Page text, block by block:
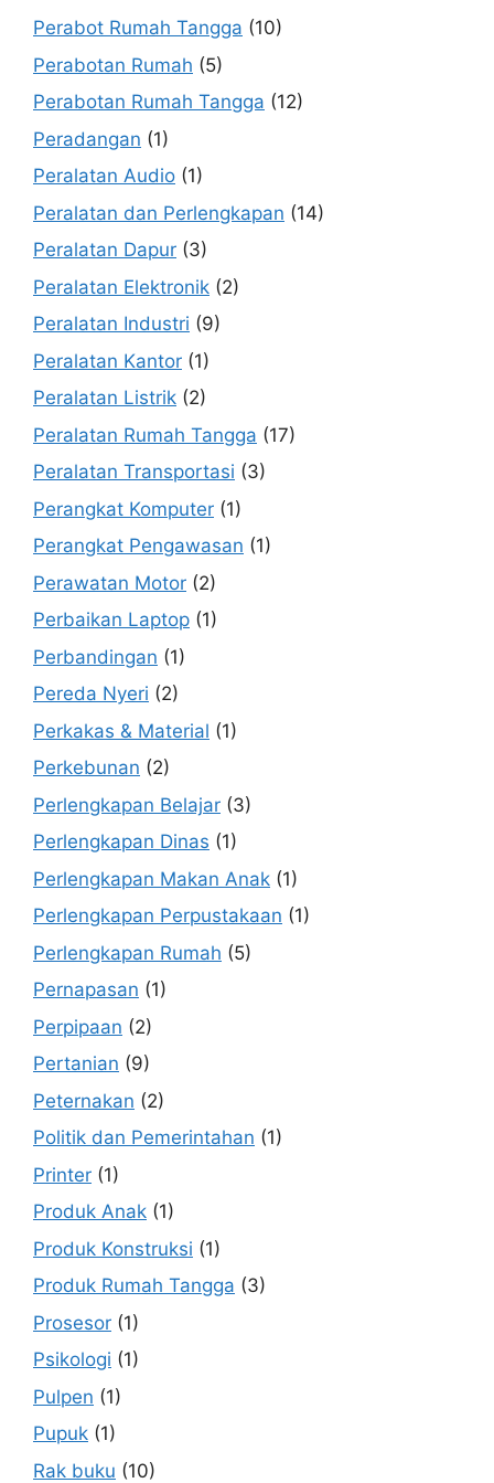
Perabot Rumah Tangga (10)
Perabotan Rumah (5)
Perabotan Rumah Tangga (12)
Peradangan (1)
Peralatan Audio (1)
Peralatan dan Perlengkapan (14)
Peralatan Dapur (3)
Peralatan Elektronik (2)
Peralatan Industri (9)
Peralatan Kantor (1)
Peralatan Listrik (2)
Peralatan Rumah Tangga (17)
Peralatan Transportasi (3)
Perangkat Komputer (1)
Perangkat Pengawasan (1)
Perawatan Motor (2)
Perbaikan Laptop (1)
Perbandingan (1)
Pereda Nyeri (2)
Perkakas & Material (1)
Perkebunan (2)
Perlengkapan Belajar (3)
Perlengkapan Dinas (1)
Perlengkapan Makan Anak (1)
Perlengkapan Perpustakaan (1)
Perlengkapan Rumah (5)
Pernapasan (1)
Perpipaan (2)
Pertanian (9)
Peternakan (2)
Politik dan Pemerintahan (1)
Printer (1)
Produk Anak (1)
Produk Konstruksi (1)
Produk Rumah Tangga (3)
Prosesor (1)
Psikologi (1)
Pulpen (1)
Pupuk (1)
Rak buku (10)